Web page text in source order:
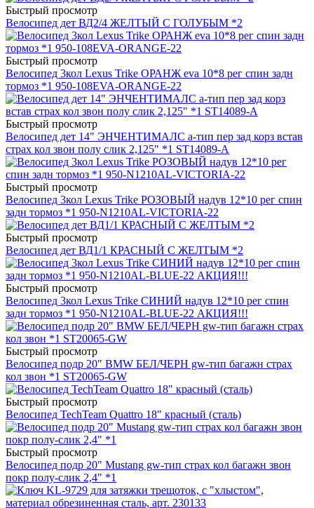
Быстрый просмотр
Велосипед дет ВД2/4 ЖЕЛТЫЙ С ГОЛУБЫМ *2
Быстрый просмотр
Велосипед 3кол Lexus Trike ОРАНЖ eva 10*8 рег спин задн
тормоз *1 950-108EVA-ORANGE-22
Быстрый просмотр
Велосипед дет 14" ЭНЧЕНТИМАЛС a-тип пер зад корз встав
страх кол звон полу слик 2,125" *1 ST14089-A
Быстрый просмотр
Велосипед 3кол Lexus Trike РОЗОВЫЙ надув 12*10 рег спин
задн тормоз *1 950-N1210AL-VICTORIA-22
Быстрый просмотр
Велосипед дет ВД1/1 КРАСНЫЙ С ЖЕЛТЫМ *2
Быстрый просмотр
Велосипед 3кол Lexus Trike СИНИЙ надув 12*10 рег спин
задн тормоз *1 950-N1210AL-BLUE-22 АКЦИЯ!!!
Быстрый просмотр
Велосипед подр 20" BMW БЕЛ/ЧЕРН gw-тип багажн страх
кол звон *1 ST20065-GW
Быстрый просмотр
Велосипед TechTeam Quattro 18" красный (сталь)
Быстрый просмотр
Велосипед подр 20" Mustang gw-тип страх кол багажн звон
покр полу-слик 2,4" *1